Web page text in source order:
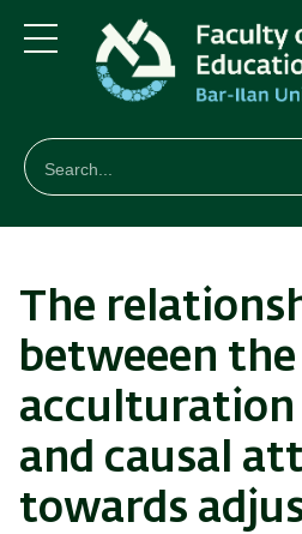
to
to
Menu
חיפוש
Search
The
betweeen the
acculturation
and causal
towards